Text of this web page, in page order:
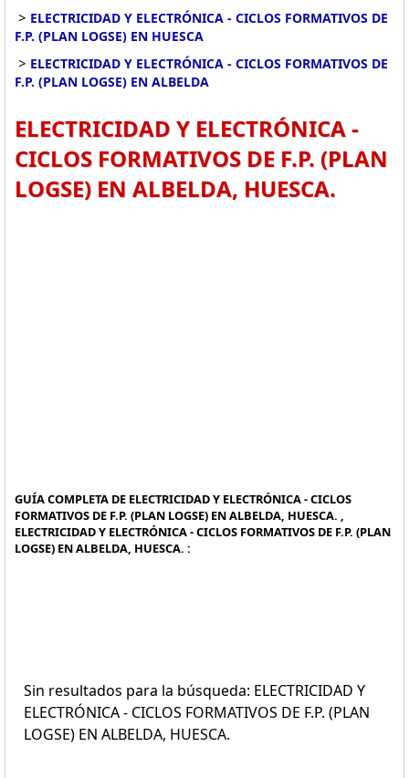
> ELECTRICIDAD Y ELECTRÓNICA - CICLOS FORMATIVOS DE
F.P. (PLAN LOGSE) EN HUESCA
> ELECTRICIDAD Y ELECTRÓNICA - CICLOS FORMATIVOS DE
F.P. (PLAN LOGSE) EN ALBELDA
ELECTRICIDAD Y ELECTRÓNICA -
CICLOS FORMATIVOS DE F.P. (PLAN
LOGSE) EN ALBELDA, HUESCA.
GUÍA COMPLETA DE ELECTRICIDAD Y ELECTRÓNICA - CICLOS
FORMATIVOS DE F.P. (PLAN LOGSE) EN ALBELDA, HUESCA. ,
ELECTRICIDAD Y ELECTRÓNICA - CICLOS FORMATIVOS DE F.P. (PLAN
LOGSE) EN ALBELDA, HUESCA. :
Sin resultados para la búsqueda: ELECTRICIDAD Y
ELECTRÓNICA - CICLOS FORMATIVOS DE F.P. (PLAN
LOGSE) EN ALBELDA, HUESCA.